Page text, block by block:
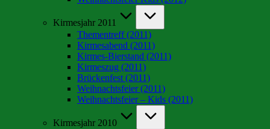
Kirmesjahr 2011
Thementreff (2011)
Kirmesabend (2011)
Kirmes-Bierstand (2011)
Kirmeszug (2011)
Brückenfest (2011)
Weihnachtsfeier (2011)
Weihnachtsfeier – Kids (2011)
Kirmesjahr 2010